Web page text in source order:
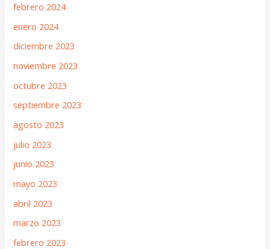
febrero 2024
enero 2024
diciembre 2023
noviembre 2023
octubre 2023
septiembre 2023
agosto 2023
julio 2023
junio 2023
mayo 2023
abril 2023
marzo 2023
febrero 2023